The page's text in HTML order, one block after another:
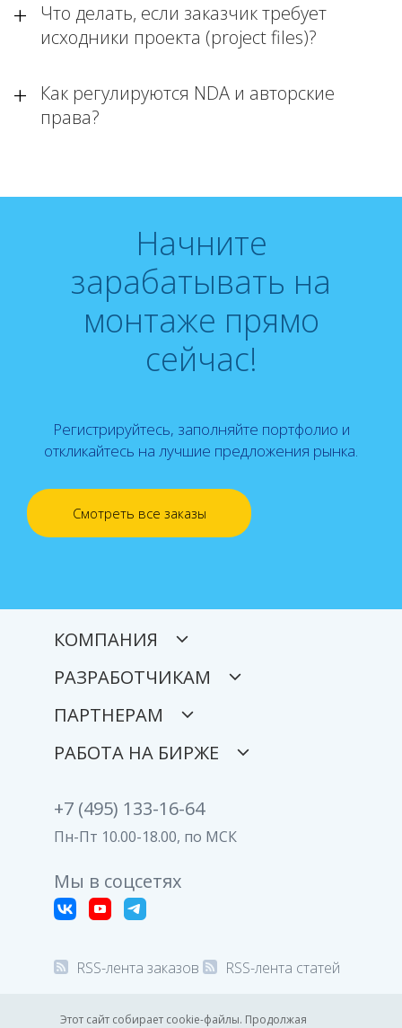
Что делать, если заказчик требует
исходники проекта (project files)?
Как регулируются NDA и авторские
права?
Начните
зарабатывать на
монтаже прямо
сейчас!
Регистрируйтесь, заполняйте портфолио и
откликайтесь на лучшие предложения рынка.
Смотреть все заказы
Этот сайт собирает cookie-файлы. Продолжая
КОМПАНИЯ
РАЗРАБОТЧИКАМ
ПАРТНЕРАМ
РАБОТА НА БИРЖЕ
+7 (495) 133-16-64
Пн-Пт 10.00-18.00, по МСК
Мы в соцсетях
RSS-лента заказов RSS-лента статей
© 2008-2026 Все права защищены.